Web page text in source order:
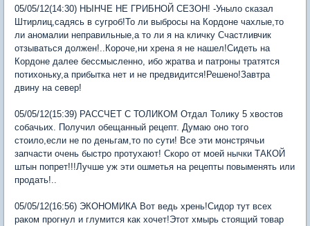
05/05/12(14:30) НЫНЧЕ НЕ ГРИБНОЙ СЕЗОН! -Уныло сказал
Штирлиц,садясь в сугроб!То ли выбросы на Кордоне чахлые,то
ли аномалии неправильные,а то ли я на кличку Счастливчик
отзываться должен!..Короче,ни хрена я не нашел!Сидеть на
Кордоне далее бессмысленно, ибо жратва и патроны тратятся
потихоньку,а прибытка нет и не предвидится!Решено!Завтра
двину на север!
05/05/12(15:39) РАССЧЕТ С ТОЛИКОМ Отдал Толику 5 хвостов
собачьих. Получил обещанный рецепт. Думаю оно того
стоило,если не по деньгам,то по сути! Все эти монстрячьи
запчасти очень быстро протухают! Скоро от моей нычки ТАКОЙ
штын попрет!!!Лучше уж эти ошметья на рецепты повыменять или
продать!..
05/05/12(16:56) ЭКОНОМИКА Вот ведь хрень!Сидор тут всех
раком прогнул и глумится как хочет!Этот хмырь стоящий товар